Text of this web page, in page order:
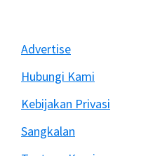
Mendadak
Footer
Advertise
Hubungi Kami
Kebijakan Privasi
Sangkalan